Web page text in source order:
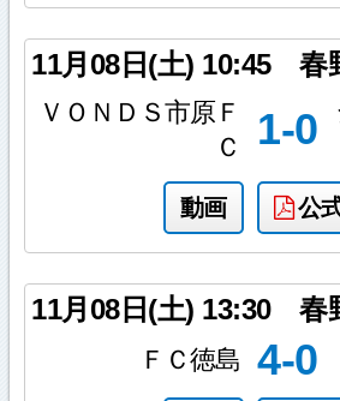
11月08日(土) 10:45春
ＶＯＮＤＳ市原Ｆ
Ｃ
1-0
動画 公
11月08日(土) 13:30春
ＦＣ徳島 4-0